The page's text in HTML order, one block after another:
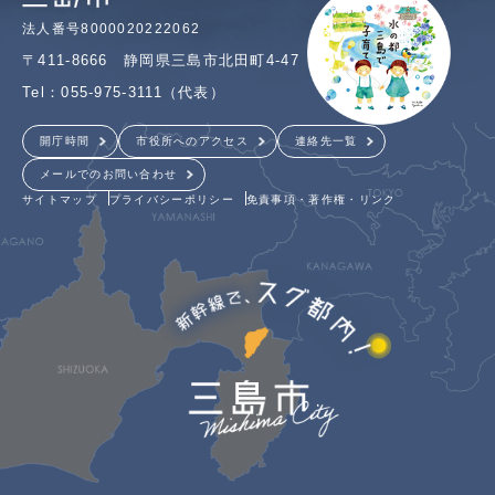
法人番号8000020222062
〒411-8666 静岡県三島市北田町4-47
Tel：055-975-3111（代表）
開庁時間 市役所へのアクセス 連絡先一覧
メールでのお問い合わせ
サイトマップ プライバシーポリシー 免責事項・著作権・リンク